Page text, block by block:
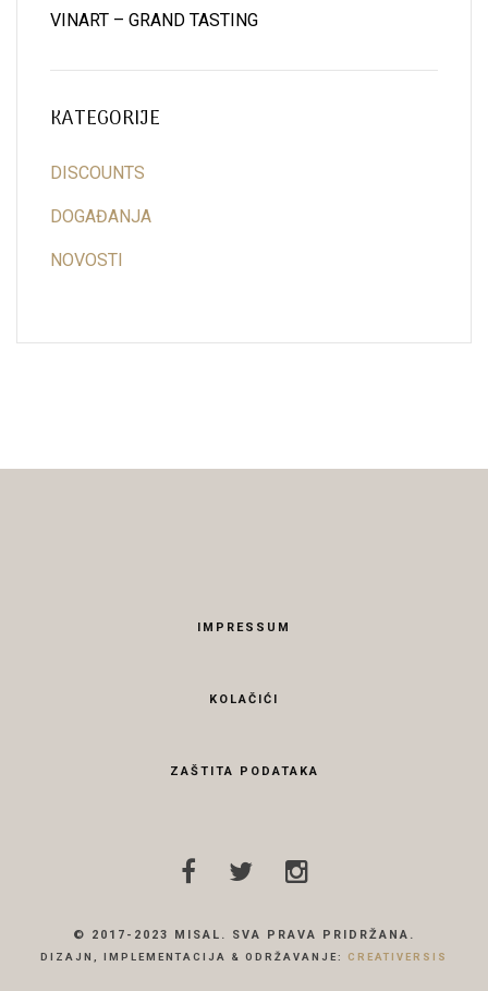
VINART – GRAND TASTING
KATEGORIJE
DISCOUNTS
DOGAĐANJA
NOVOSTI
IMPRESSUM
KOLAČIĆI
ZAŠTITA PODATAKA
© 2017-2023 MISAL. SVA PRAVA PRIDRŽANA.
DIZAJN, IMPLEMENTACIJA & ODRŽAVANJE: CREATIVERSIS